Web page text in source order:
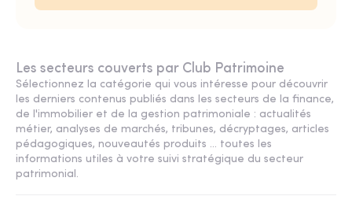
Les secteurs couverts par Club Patrimoine
Sélectionnez la catégorie qui vous intéresse pour découvrir
les derniers contenus publiés dans les secteurs de la finance,
de l'immobilier et de la gestion patrimoniale : actualités
métier, analyses de marchés, tribunes, décryptages, articles
pédagogiques, nouveautés produits ... toutes les
informations utiles à votre suivi stratégique du secteur
patrimonial.